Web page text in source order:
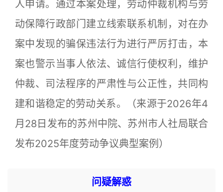
人申请。通过本案处理，劳动仲裁机构与劳
动保障行政部门建立线索联系机制，对在办
案中发现的骗保违法行为进行严厉打击，本
案也警示当事人依法、诚信行使权利，维护
仲裁、司法程序的严肃性与公正性，共同构
建和谐稳定的劳动关系。（来源于2026年4
月28日发布的苏州中院、苏州市人社局联合
发布2025年度劳动争议典型案例）
问疑解惑